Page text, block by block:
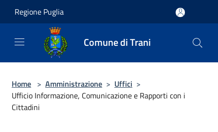
Regione Puglia
Comune di Trani
Home > Amministrazione > Uffici >
Ufficio Informazione, Comunicazione e Rapporti con i
Cittadini